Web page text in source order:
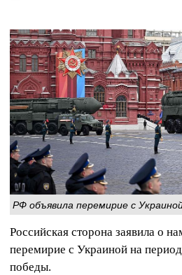
РФ объявила перемирие с
Российская сторона заявила о
перемирие с Украиной на
победы.